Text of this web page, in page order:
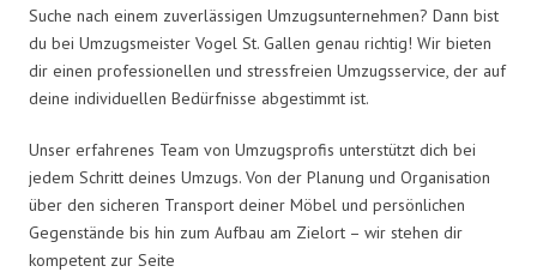
Suche nach einem zuverlässigen Umzugsunternehmen? Dann bist
du bei Umzugsmeister Vogel St. Gallen genau richtig! Wir bieten
dir einen professionellen und stressfreien Umzugsservice, der auf
deine individuellen Bedürfnisse abgestimmt ist.
Unser erfahrenes Team von Umzugsprofis unterstützt dich bei
jedem Schritt deines Umzugs. Von der Planung und Organisation
über den sicheren Transport deiner Möbel und persönlichen
Gegenstände bis hin zum Aufbau am Zielort – wir stehen dir
kompetent zur Seite